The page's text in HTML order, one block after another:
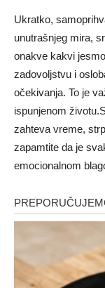
Ukratko,
unutrašnjeg mira,
onakve kakvi
zadovoljstvu i
očekivanja. To je
ispunjenom
zahteva vreme,
zapamtite da je
emocionalnom